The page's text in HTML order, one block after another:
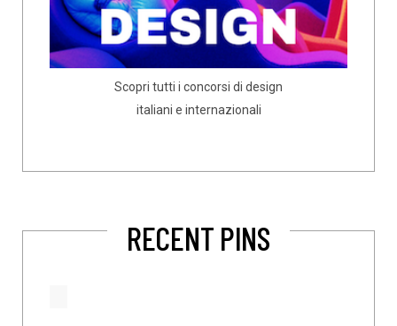
Scopri tutti i concorsi di design
italiani e internazionali
RECENT PINS